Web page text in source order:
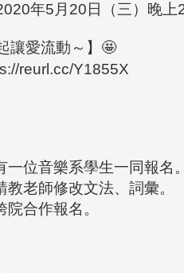
年5月20日（三）晚上
讓愛流動～】🤩
reurl.cc/Y1855X
一位音樂系學生一同報名
老師修改文法、詞彙。
合作報名。